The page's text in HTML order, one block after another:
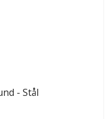
- Stål